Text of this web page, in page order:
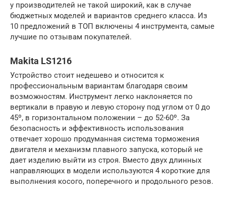
у производителей не такой широкий, как в случае
бюджетных моделей и вариантов среднего класса. Из
10 предложений в ТОП включены 4 инструмента, самые
лучшие по отзывам покупателей.
Makita LS1216
Устройство стоит недешево и относится к
профессиональным вариантам благодаря своим
возможностям. Инструмент легко наклоняется по
вертикали в правую и левую сторону под углом от 0 до
45º, в горизонтальном положении – до 52-60º. За
безопасность и эффективность использования
отвечает хорошо продуманная система торможения
двигателя и механизм плавного запуска, который не
дает изделию выйти из строя. Вместо двух длинных
направляющих в модели используются 4 короткие для
выполнения косого, поперечного и продольного резов.